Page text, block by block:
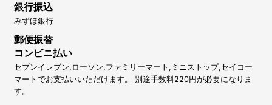
銀行振込
みずほ銀行
郵便振替
コンビニ払い
セブンイレブン,ローソン,ファミリーマート,ミニストップ,セイコー
マートでお支払いいただけます。 別途手数料220円が必要になりま
す。